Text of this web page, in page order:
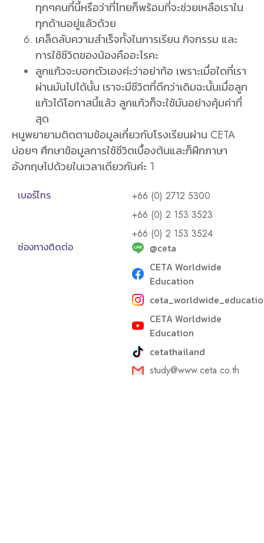
ทุกๆคนที่นี้หรือว่าที่ไทยก็พร้อมที่จะช่วยเหลือเราใน
ทุกด้านอยู่แล้วด้วย
เคล็ดลับความสำเร็จทั้งในการเรียน กิจกรรม และ
การใช้ชีวิตของน้องคืออะไรคะ
ลูกแก้วจะบอกตัวเองค่ะว่าอย่าท้อ เพราะเมื่อใดที่เรา
ผ่านมันไปได้นั้น เราจะมีชีวิตที่ดีกว่าเดิมฉะนั้นเมื่อลูก
แก้วได้โอกาสนี้แล้ว ลูกแก้วก็จะใช้มันอย่างคุ้มค่าที่
สุด
หนูพยายามติดตามข้อมูลเกี่ยวกับโรงเรียนผ่าน CETA
บ่อยๆ ศึกษาข้อมูลการใช้ชีวิตเบื้องต้นและก็ฝึกภาษา
อังกฤษไปด้วยในเวลาเดียวกันค่ะ 1
เบอร์โทร
+66 (0) 2712 5300
+66 (0) 2 153 3523
+66 (0) 2 153 3524
ช่องทางติดต่อ
@ceta
CETA Worldwide
Education
CETA Worldwide
Education
cetathailand
study@www.ceta.co.th